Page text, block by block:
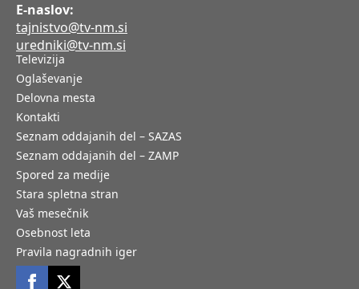
E-naslov:
tajnistvo@tv-nm.si
uredniki@tv-nm.si
Televizija
Oglaševanje
Delovna mesta
Kontakti
Seznam oddajanih del – SAZAS
Seznam oddajanih del – ZAMP
Spored za medije
Stara spletna stran
Vaš mesečnik
Osebnost leta
Pravila nagradnih iger